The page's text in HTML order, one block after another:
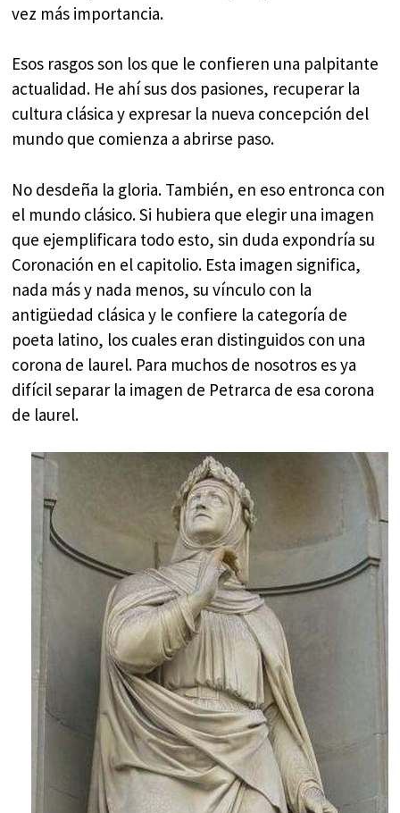
vez más importancia.
Esos rasgos son los que le confieren una palpitante
actualidad. He ahí sus dos pasiones, recuperar la
cultura clásica y expresar la nueva concepción del
mundo que comienza a abrirse paso.
No desdeña la gloria. También, en eso entronca con
el mundo clásico. Si hubiera que elegir una imagen
que ejemplificara todo esto, sin duda expondría su
Coronación en el capitolio. Esta imagen significa,
nada más y nada menos, su vínculo con la
antigüedad clásica y le confiere la categoría de
poeta latino, los cuales eran distinguidos con una
corona de laurel. Para muchos de nosotros es ya
difícil separar la imagen de Petrarca de esa corona
de laurel.